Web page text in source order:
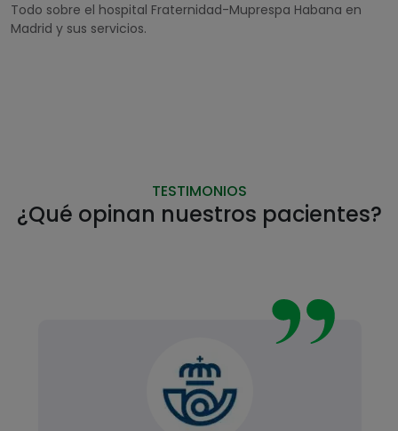
Todo sobre el hospital Fraternidad-Muprespa Habana en
Madrid y sus servicios.
TESTIMONIOS
¿Qué opinan nuestros pacientes?